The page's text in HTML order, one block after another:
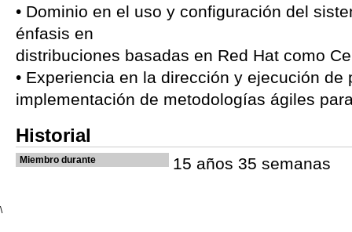
• Dominio en el uso y configuración del
énfasis en
distribuciones basadas en Red Hat como
• Experiencia en la dirección y ejecución
implementación de metodologías ágiles
Historial
Miembro durante 15 años 35 semanas
\